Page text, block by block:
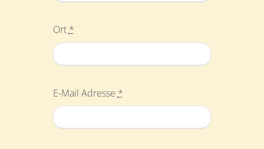
Ort *
E-Mail Adresse *